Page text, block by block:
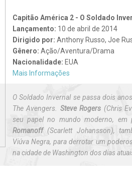
Capitão América 2 - O Soldado
Lançamento: 10 de abril de 2014
Dirigido por: Anthony Russo, Joe
Gênero: Ação/Aventura/Drama
Nacionalidade: EUA
Mais Informações
O Soldado Invernal se passa dois
The Avengers. Steve Rogers (Chris
seu papel no mundo moderno, em
Romanoff(Scarlett Johansson),
Viúva Negra, para derrotar um
na cidade de Washington dos dias